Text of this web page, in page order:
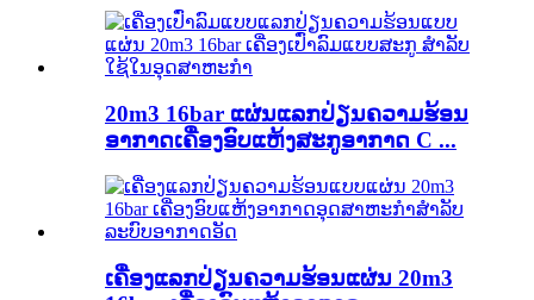
20m3 16bar ແຜ່ນແລກປ່ຽນຄວາມຮ້ອນ
ອາກາດເຄື່ອງອົບແຫ້ງສະກູອາກາດ C ...
ເຄື່ອງແລກປ່ຽນຄວາມຮ້ອນແຜ່ນ 20m3